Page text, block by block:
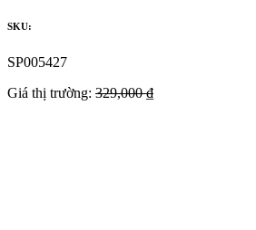
SKU:
SP005427
Giá thị trường: 329,000 ₫